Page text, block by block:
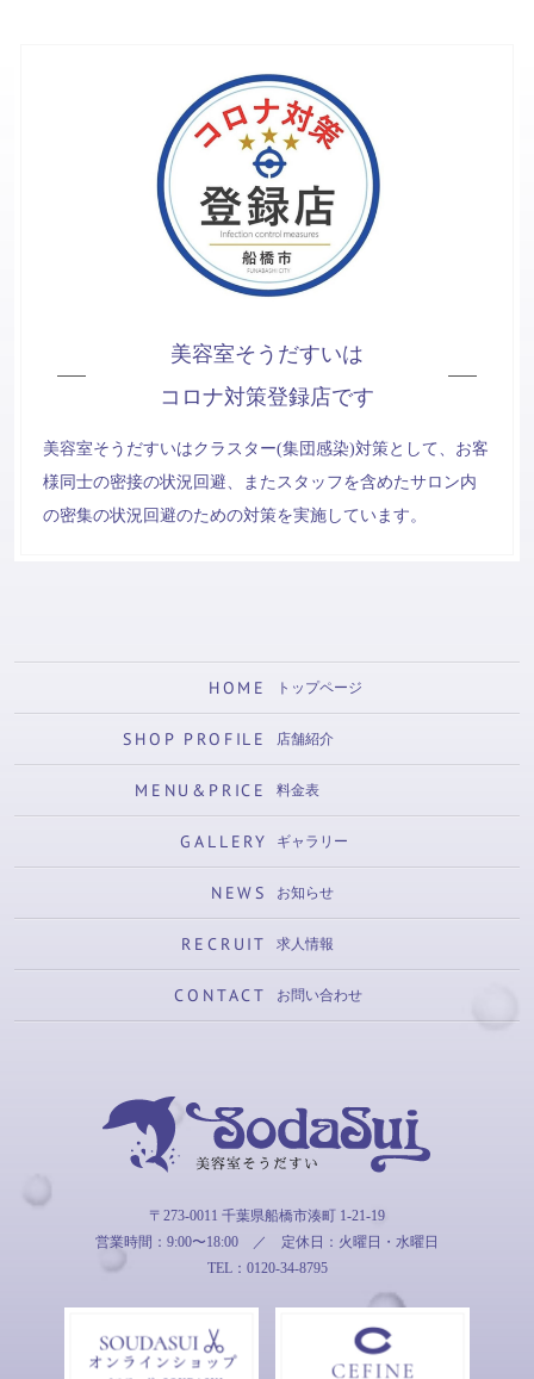
美容室そうだすいは
コロナ対策登録店です
美容室そうだすいはクラスター(集団感染)対策として、お客
様同士の密接の状況回避、またスタッフを含めたサロン内
の密集の状況回避のための対策を実施しています。
HOME トップページ
SHOP PROFILE 店舗紹介
MENU&PRICE 料金表
GALLERY ギャラリー
NEWS お知らせ
RECRUIT 求人情報
CONTACT お問い合わせ
そうだすい
〒273-0011 千葉県船橋市湊町 1-21-19
営業時間：9:00〜18:00 ／ 定休日：火曜日・水曜日
TEL：0120-34-8795